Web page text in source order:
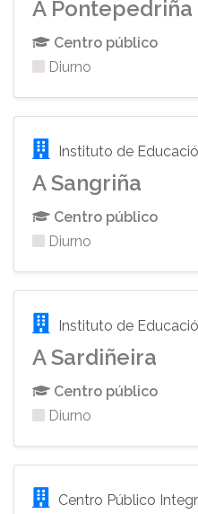
A Pontepedriña
Centro público
Diurno
Instituto de
A Sangriña
Centro público
Diurno
Instituto de
A Sardiñeira
Centro público
Diurno
Centro Público